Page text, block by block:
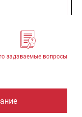
задаваемые вопросы